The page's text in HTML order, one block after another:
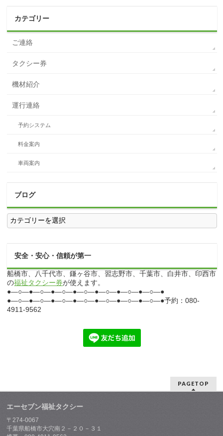
カテゴリー
ご連絡
タクシー券
機材紹介
運行連絡
予約システム
料金案内
車両案内
ブログ
ブ
ロ
グ
安全・安心・信頼が第一
船橋市、八千代市、鎌ヶ谷市、習志野市、千葉市、白井市、印西市
の福祉タクシー券が使えます。
●―○―●―○―●―○―●―○―●―○―●―○―●―○―●
●―○―●―○―●―○―●―○―●―○―●―○―●―○―●予約：080-
4911-9562
PAGETOP
エーセブン福祉タクシー
〒274-0067
千葉県船橋市大穴南２－２０－３１